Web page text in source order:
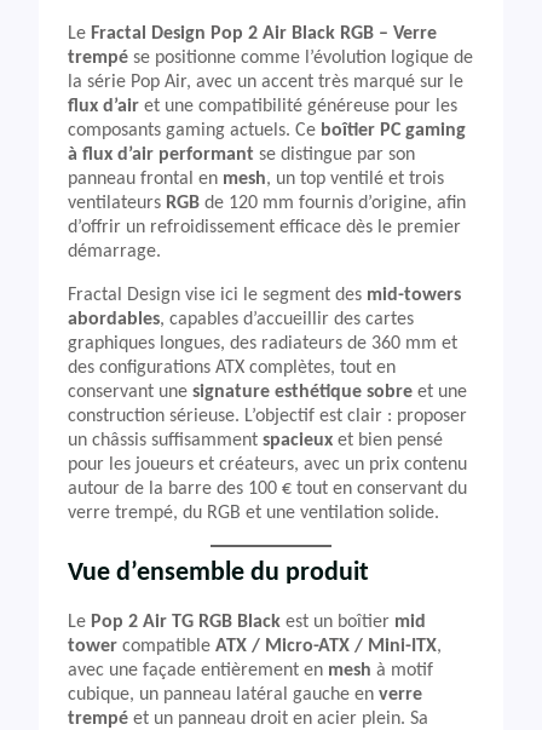
Le Fractal Design Pop 2 Air Black RGB – Verre
trempé se positionne comme l’évolution logique de
la série Pop Air, avec un accent très marqué sur le
flux d’air et une compatibilité généreuse pour les
composants gaming actuels. Ce boîtier PC gaming
à flux d’air performant se distingue par son
panneau frontal en mesh, un top ventilé et trois
ventilateurs RGB de 120 mm fournis d’origine, afin
d’offrir un refroidissement efficace dès le premier
démarrage.
Fractal Design vise ici le segment des mid-towers
abordables, capables d’accueillir des cartes
graphiques longues, des radiateurs de 360 mm et
des configurations ATX complètes, tout en
conservant une signature esthétique sobre et une
construction sérieuse. L’objectif est clair : proposer
un châssis suffisamment spacieux et bien pensé
pour les joueurs et créateurs, avec un prix contenu
autour de la barre des 100 € tout en conservant du
verre trempé, du RGB et une ventilation solide.
Vue d’ensemble du produit
Le Pop 2 Air TG RGB Black est un boîtier mid
tower compatible ATX / Micro-ATX / Mini-ITX,
avec une façade entièrement en mesh à motif
cubique, un panneau latéral gauche en verre
trempé et un panneau droit en acier plein. Sa